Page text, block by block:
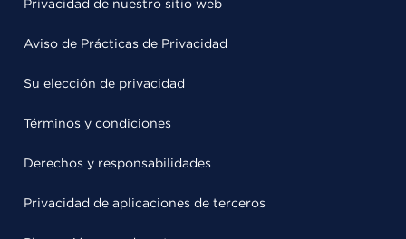
Privacidad de nuestro sitio web
Aviso de Prácticas de Privacidad
Su elección de privacidad
Términos y condiciones
Derechos y responsabilidades
Privacidad de aplicaciones de terceros